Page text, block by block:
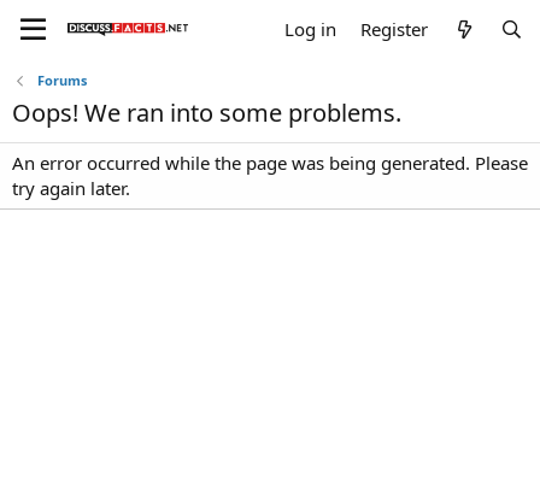
Log in Register
Forums
Oops! We ran into some problems.
An error occurred while the page was being generated. Please
try again later.